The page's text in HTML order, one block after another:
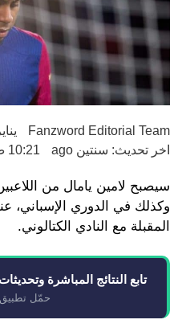
Fanzword Editorial Team
يناير 31,
اخر تحديث: سنتين ago
10:21 ص
سيصبح لامين يامال من
وكذلك في الدوري الإسباني،
المقبلة مع النادي الكتالوني.
تابع النتائج المباشرة
حمّل تطبيق Fanzword